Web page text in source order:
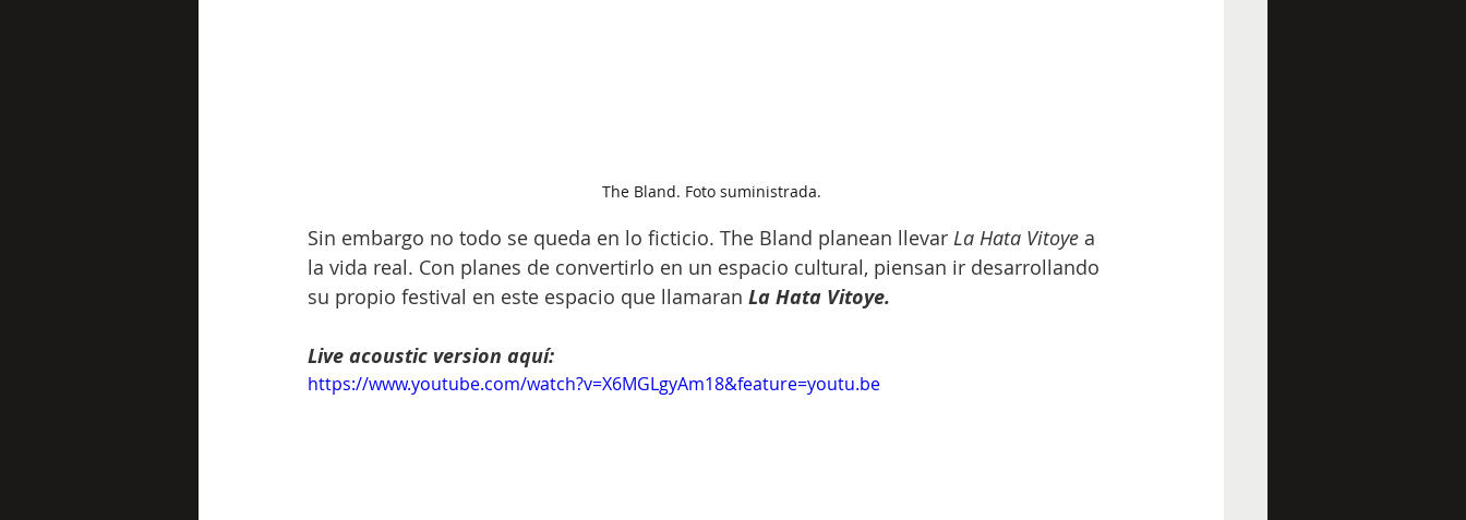
The Bland. Foto suministrada.
Sin embargo no todo se queda en lo ficticio. The Bland planean llevar La Hata Vitoye a
la vida real. Con planes de convertirlo en un espacio cultural, piensan ir desarrollando
su propio festival en este espacio que llamaran La Hata Vitoye.
Live acoustic version aquí:
https://www.youtube.com/watch?v=X6MGLgyAm18&feature=youtu.be